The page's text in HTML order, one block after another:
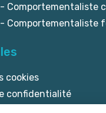
Comportementaliste
Comportementaliste
cookies
confidentialité